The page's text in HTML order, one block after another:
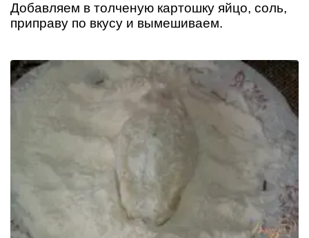
Добавляем в толченую картошку яйцо, соль,
приправу по вкусу и вымешиваем.